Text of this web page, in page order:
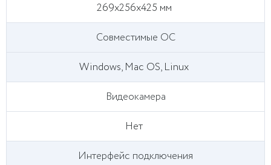
269х256х425 мм
Совместимые ОС
Windows, Mac OS, Linux
Видеокамера
Нет
Интерфейс подключения